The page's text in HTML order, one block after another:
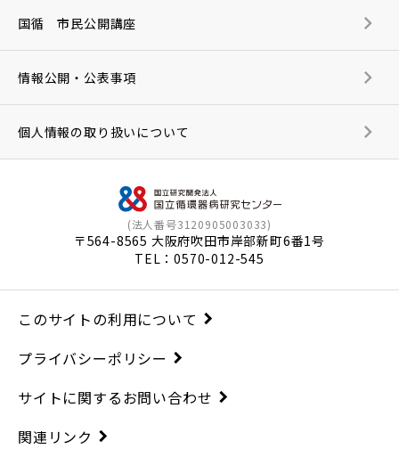
(法人番号3120905003033)
〒564-8565 大阪府吹田市岸部新町6番1号
TEL：0570-012-545
国循 市民公開講座
情報公開・公表事項
個人情報の取り扱いについて
このサイトの利用について
プライバシーポリシー
サイトに関するお問い合わせ
関連リンク